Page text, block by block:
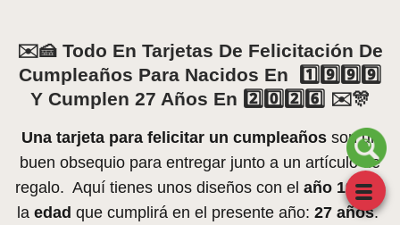
✉️🍰 Todo En Tarjetas De Felicitación De
Cumpleaños Para Nacidos En 1️⃣9️⃣9️⃣9️⃣
Y Cumplen 27 Años En 2️⃣0️⃣2️⃣6️⃣ ✉️🎊
Una tarjeta para felicitar un cumpleañosson un
buen obsequio para entregar junto a un artículo de
regalo. Aquí tienes unos diseños con el año 1999o
la edad que cumplirá en el presente año: 27 años.